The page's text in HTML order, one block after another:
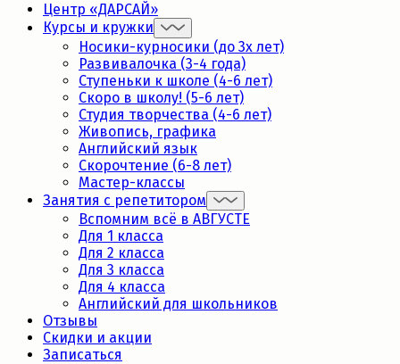
Центр «ДАРСАЙ»
Курсы и кружки
Носики-курносики (до 3х лет)
Развивалочка (3-4 года)
Ступеньки к школе (4-6 лет)
Скоро в школу! (5-6 лет)
Студия творчества (4-6 лет)
Живопись, графика
Английский язык
Скорочтение (6-8 лет)
Мастер-классы
Занятия с репетитором
Вспомним всё в АВГУСТЕ
Для 1 класса
Для 2 класса
Для 3 класса
Для 4 класса
Английский для школьников
Отзывы
Скидки и акции
Записаться